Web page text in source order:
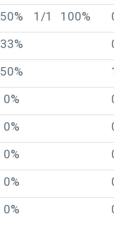
50% 1/1 100%
33%
50%
0%
0%
0%
0%
0%